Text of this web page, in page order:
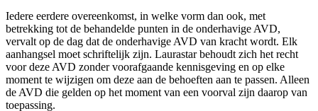
Iedere eerdere overeenkomst, in welke vorm dan ook, met
betrekking tot de behandelde punten in de onderhavige AVD,
vervalt op de dag dat de onderhavige AVD van kracht wordt. Elk
aanhangsel moet schriftelijk zijn. Laurastar behoudt zich het recht
voor deze AVD zonder voorafgaande kennisgeving en op elke
moment te wijzigen om deze aan de behoeften aan te passen. Alleen
de AVD die gelden op het moment van een voorval zijn daarop van
toepassing.